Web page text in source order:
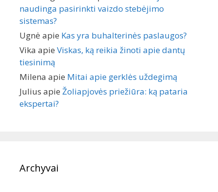
naudinga pasirinkti vaizdo stebėjimo
sistemas?
Ugnė apie Kas yra buhalterinės paslaugos?
Vika apie Viskas, ką reikia žinoti apie dantų
tiesinimą
Milena apie Mitai apie gerklės uždegimą
Julius apie Žoliapjovės priežiūra: ką pataria
ekspertai?
Archyvai